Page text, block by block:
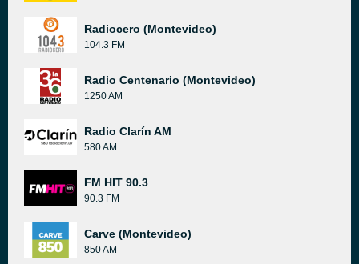
Radiocero (Montevideo)
104.3 FM
Radio Centenario (Montevideo)
1250 AM
Radio Clarín AM
580 AM
FM HIT 90.3
90.3 FM
Carve (Montevideo)
850 AM